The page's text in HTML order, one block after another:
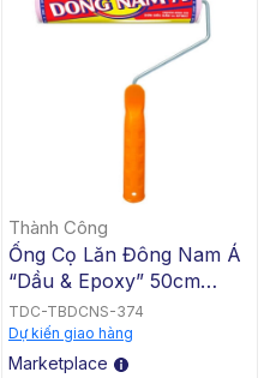
Thành Công
Ống Cọ Lăn Đông Nam Á
“Dầu & Epoxy” 50cm
Thành Công TCO18, 100
Cái/Thùng
TDC-TBDCNS-374
Dự kiến giao hàng
Marketplace